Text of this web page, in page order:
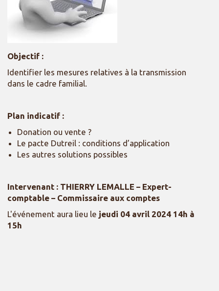
Objectif :
Identifier les mesures relatives à la transmission
dans le cadre familial.
Plan indicatif :
Donation ou vente ?
Le pacte Dutreil : conditions d’application
Les autres solutions possibles
Intervenant : THIERRY LEMALLE – Expert-
comptable – Commissaire aux comptes
L'événement aura lieu le jeudi 04 avril 2024 14h à
15h